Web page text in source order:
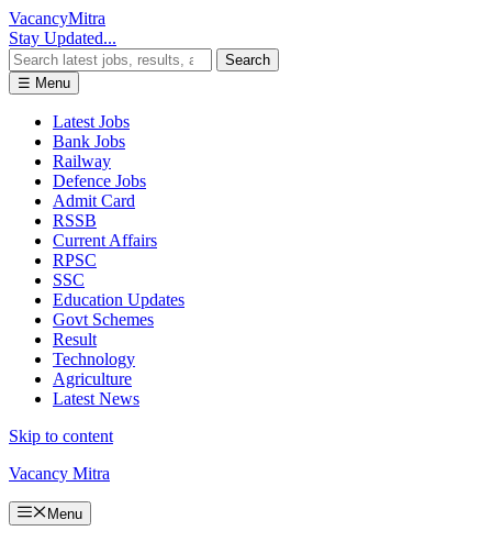
VacancyMitra
Stay Updated...
Search
☰ Menu
Latest Jobs
Bank Jobs
Railway
Defence Jobs
Admit Card
RSSB
Current Affairs
RPSC
SSC
Education Updates
Govt Schemes
Result
Technology
Agriculture
Latest News
Skip to content
Vacancy Mitra
Menu